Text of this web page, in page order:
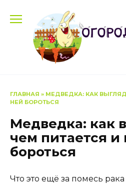
содержанию
ГЛАВНАЯ » МЕДВЕДКА: КАК
НЕЙ БОРОТЬСЯ
Медведка: как
чем питается и
бороться
Что это ещё за помесь